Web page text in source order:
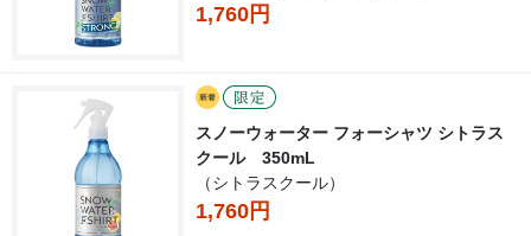
1,760円
スノーウォーター フォーシャツ シトラス
クール 350mL
（シトラスクール）
1,760円